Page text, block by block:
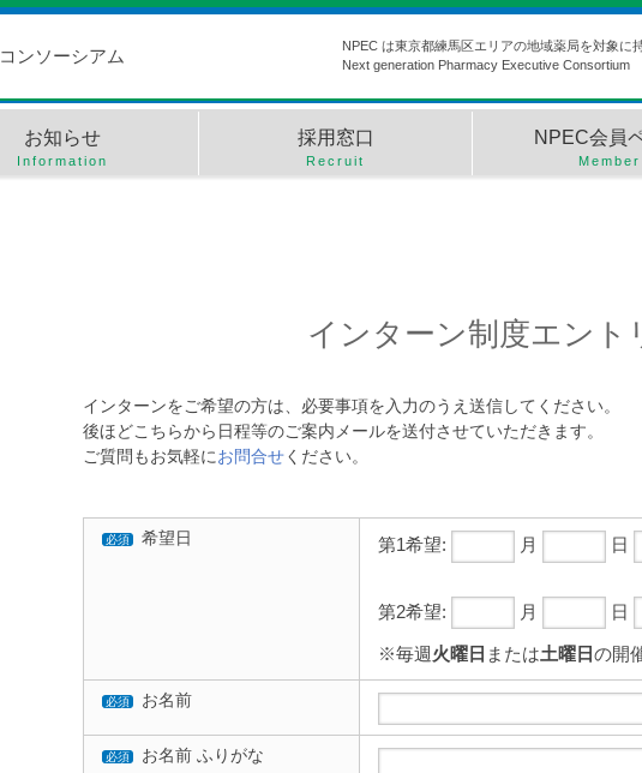
コンソーシアム
NPEC は東京都練馬区エリアの地域薬局を対象に
Next generation Pharmacy Executive Consortium
お知らせ
Information
採用窓口
Recruit
NPEC会員
Member
インターン制度エント
インターンをご希望の方は、必要事項を入力のうえ送信してください。
後ほどこちらから日程等のご案内メールを送付させていただきます。
ご質問もお気軽にお問合せください。
必須 希望日 第1希望: 月 日
第2希望: 月 日
※毎週 火曜日 または土曜日の開
必須 お名前
必須 お名前 ふりがな